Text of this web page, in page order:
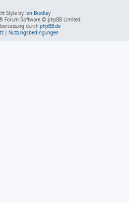
Style by Ian Bradley
Forum Software © phpBB Limited
durch phpBB.de
| Nutzungsbedingungen